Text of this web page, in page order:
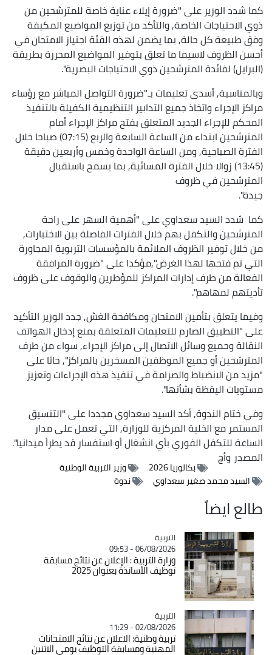
كما شدد الوزير على "ضرورة إيلاء عناية خاصة للمترشحين من
ذوي الاحتياجات الخاصة, والتأكد من توزيع المواضيع المكيفة
وفق طبيعة كل حالة, بما يضمن لهذه الفئة اجتياز الامتحان في
أحسن الظروف لاسيما ما تعلق بتوفير المواضيع المحررة بطريقة
(البرايل) لفائدة المترشحين ذوي الاحتياجات البصرية".
وبالمناسبة, أسدى تعليمات بـ"ضرورة التواصل المباشر مع رؤساء
مراكز الإجراء واتخاذ جميع التدابير التنظيمية الكفيلة بالتنفيذ
المحكم للإجراء الجديد المتعلق بفتح مراكز الإجراء أمام
المترشحين ابتداء من الساعة السابعة والربع (07:15) صباحا خلال
الفترة الصباحية, ومن الساعة الواحدة وخمس وأربعين دقيقة
(13:45) زوالا خلال الفترة المسائية, بما يسمح باستقبال
المترشحين في ظروف
جيدة".
كما شدد السيد سعداوي على "أهمية السهر على راحة
المترشحين والتكفل بهم خلال الفترات الفاصلة بين الاختبارات,
من خلال توفير الظروف الملائمة بالمؤسسات التربوية المجاورة
التي تم فتحها لهذا الغرض",مؤكدا على "ضرورة المرافقة
الفعالة من طرف إدارات المراكز للمؤطرين والوقوف على ظروف
تأديتهم لمهاهم".
وفيما يتعلق بتأمين الامتحان ومكافحة الغش, جدد الوزير التأكيد
على "التطبيق الصارم للتعليمات المتعلقة بمنع إدخال الهواتف
النقالة وجميع وسائل الاتصال إلى مراكز الإجراء, سواء من طرف
المترشحين أو جميع الموظفين المسخرين بالمراكز", حاثا على
"مزيد من الانضباط والصرامة في تنفيذ هذه الإجراءات وتعزيز
مستويات اليقظة بشأنها".
وفي ختام الندوة, أكد السيد سعداوي مجددا على "التنسيق
المستمر مع الخلية المركزية للوزارة, التي تعمل على مدار
الساعة للتكفل الفوري بأي انشغال أو استفسار قد يطرأ ميدانيا".
المصدروأج
بكالوريا 2026
وزير التربية الوطنية
السيد محمد صغير سعداوي
ندوة
طالع ايضاً
Catégorie
التربية
06/08/2026 - 09:53
وزارة التربية : الإعلان عن نتائج مسابقة
توظيف الأساتذة بعنوان 2025
Catégorie
التربية
02/08/2026 - 11:29
تربية وطنية: الاعلان عن نتائج الامتحانات
المهنية ومسابقة التوظيف يومي الاثنين